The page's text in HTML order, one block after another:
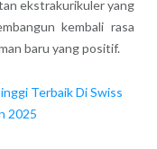
ekstrakurikuler yang
kembali rasa
baru yang positif.
Terbaik Di Swiss
2025